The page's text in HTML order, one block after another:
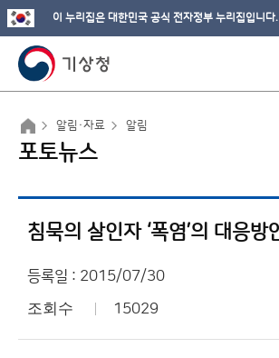
이 누리집은 대한민국 공식 전자정부 누리집입니다.
알림·자료 알림
포토뉴스
등록일 : 2015/07/30
조회수 15029